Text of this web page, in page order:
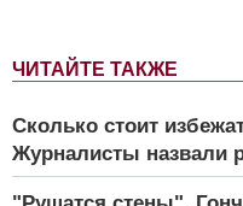
ЧИТАЙТЕ ТАКЖЕ
Сколько стоит
Журналисты назвали